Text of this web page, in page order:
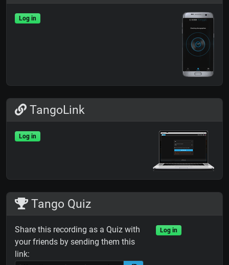
Log in
TangoLink
Log in
Tango Quiz
Share this recording as a Quiz with
your friends by sending them this
link:
Log in